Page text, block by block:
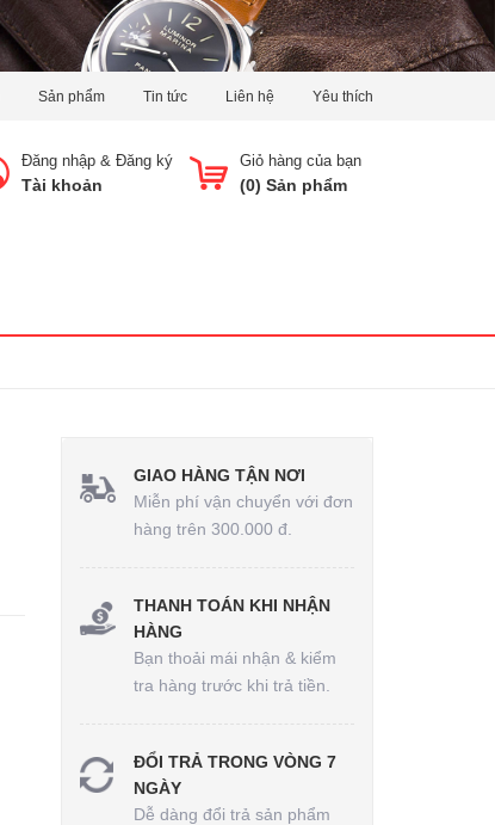
Sản phẩm Tin tức Liên hệ Yêu thích
Giỏ hàng của bạn
(0) Sản phẩm
Đăng nhập & Đăng ký
Tài khoản
GIAO HÀNG TẬN NƠI
Miễn phí vận chuyển với đơn
hàng trên 300.000 đ.
THANH TOÁN KHI NHẬN
HÀNG
Bạn thoải mái nhận & kiểm
tra hàng trước khi trả tiền.
ĐỔI TRẢ TRONG VÒNG 7
NGÀY
Dễ dàng đổi trả sản phẩm